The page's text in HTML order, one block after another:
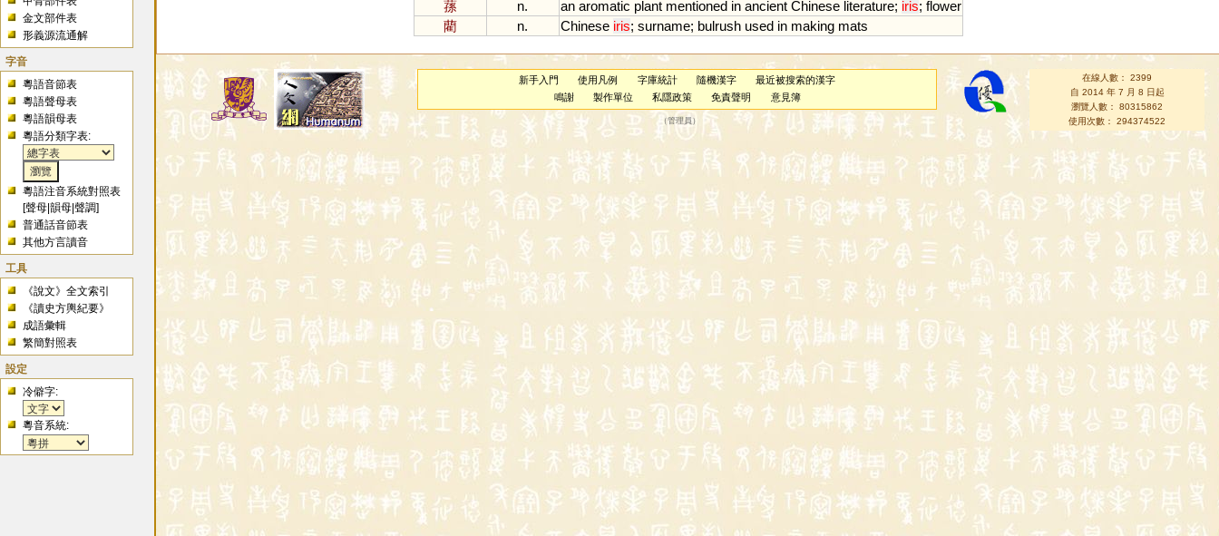
金文部件表
形義源流通解
字音
粵語音節表
粵語聲母表
粵語韻母表
粵語分類字表:
粵語注音系統對照表
[聲母 |韻母 |聲調]
普通話音節表
其他方言讀音
工具
《說文》全文索引
《讀史方輿紀要》
成語彙輯
繁簡對照表
設定
冷僻字:
粵音系統:
蓀
n. an aromatic plant mentioned in ancient Chinese literature; iris; flower
藺
n. Chinese iris; surname; bulrush used in making mats
新手入門 使用凡例 字庫統計 隨機漢字
最近被搜索的漢字
鳴謝
製作單位 私隱政策 免責聲明 意見簿
（管理員 ）
在線人數： 2399
自 2014 年 7 月 8 日起
瀏覽人數： 80315862
使用次數： 294374522